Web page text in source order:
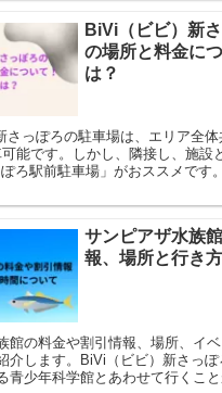
BiVi（ビビ）新
の場所と料金に
は？
さっぽろの駐車場は、エリア全
能です。しかし、隣接し、施設
ろ駅前駐車場」がおススメです。
サンピアザ水族
報、場所と行き
館の料金や割引情報、場所、イ
介します。BiVi（ビビ）新さっ
青少年科学館とあわせて行くこ